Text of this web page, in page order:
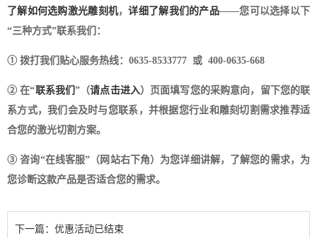
了解如何选购激光雕刻机，详细了解我们的产品——您可以选择以下
“三种方式”联系我们：
① 拨打我们贴心服务热线：0635-8533777 或 400-0635-668
② 在“联系我们”（请点击进入）页面填写您的采购意向，留下您的联
系方式，我们会及时与您联系，并根据您行业和雕刻切割需求推荐适
合您的激光切割方案。
③ 咨询“在线客服”（网站右下角）为您详细讲解，了解您的需求，为
您诊断这款产品是否适合您的需求。
下一篇：优惠活动已结束